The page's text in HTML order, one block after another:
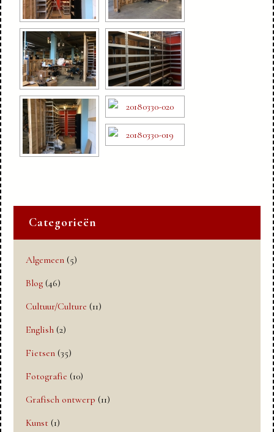
Categorieën
Algemeen (5)
Blog (46)
Cultuur/Culture (11)
English (2)
Fietsen (35)
Fotografie (10)
Grafisch ontwerp (11)
Kunst (1)